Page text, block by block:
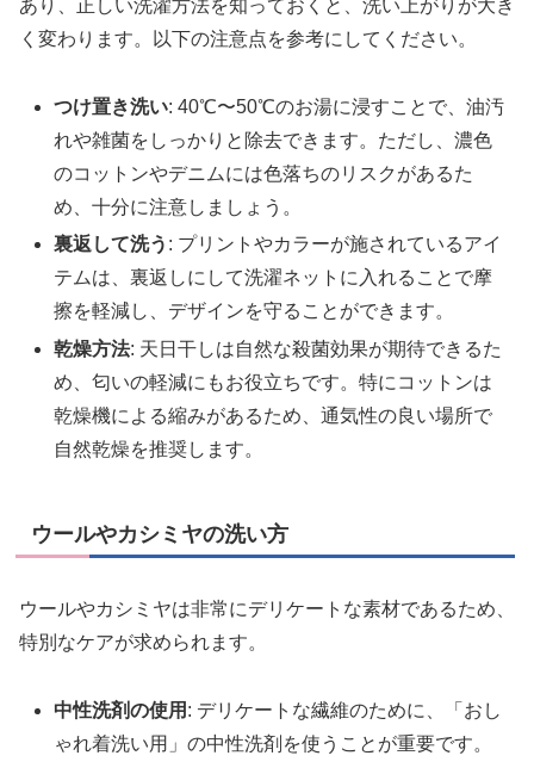
あり、正しい洗濯方法を知っておくと、洗い上がりが大き
く変わります。以下の注意点を参考にしてください。
つけ置き洗い: 40℃〜50℃のお湯に浸すことで、油汚
れや雑菌をしっかりと除去できます。ただし、濃色
のコットンやデニムには色落ちのリスクがあるた
め、十分に注意しましょう。
裏返して洗う : プリントやカラーが施されているアイ
テムは、裏返しにして洗濯ネットに入れることで摩
擦を軽減し、デザインを守ることができます。
乾燥方法: 天日干しは自然な殺菌効果が期待できるた
め、匂いの軽減にもお役立ちです。特にコットンは
乾燥機による縮みがあるため、通気性の良い場所で
自然乾燥を推奨します。
ウールやカシミヤの洗い方
ウールやカシミヤは非常にデリケートな素材であるため、
特別なケアが求められます。
中性洗剤の使用 : デリケートな繊維のために、「おし
ゃれ着洗い用」の中性洗剤を使うことが重要です。